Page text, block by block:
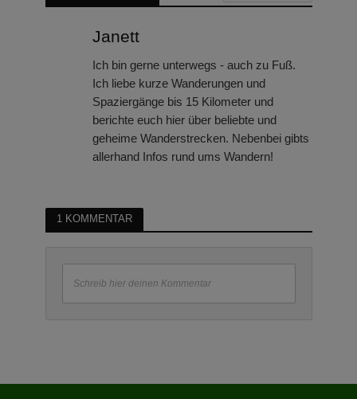
Janett
Ich bin gerne unterwegs - auch zu Fuß.
Ich liebe kurze Wanderungen und
Spaziergänge bis 15 Kilometer und
berichte euch hier über beliebte und
geheime Wanderstrecken. Nebenbei gibts
allerhand Infos rund ums Wandern!
1 KOMMENTAR
Schreib hier deinen Kommentar